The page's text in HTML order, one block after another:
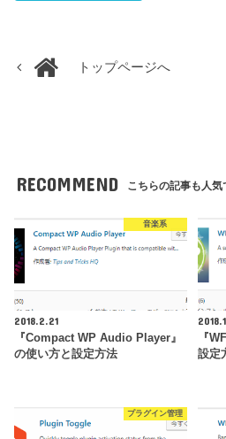
トップページへ
RECOMMEND こちらの記事も人気
音楽系
2018.2.21
『Compact WP Audio Player』
の使い方と設定方法
『
設定
プラグイン管理